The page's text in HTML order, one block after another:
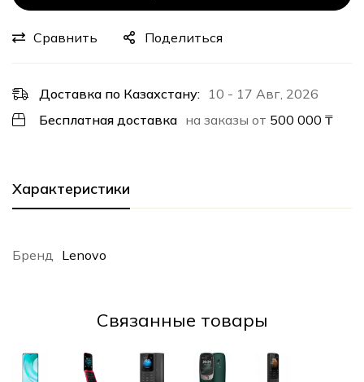
Сравнить Поделиться
Доставка по Казахстану: 10 - 17 Авг, 2026
Бесплатная доставка на заказы от 500 000 ₸
Характеристики
Бренд Lenovo
Cвязанные товары